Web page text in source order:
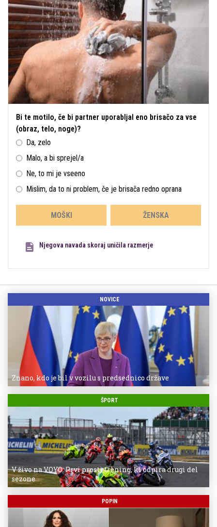
Bi te motilo, če bi partner uporabljal eno brisačo za vse
(obraz, telo, noge)?
Da, zelo
Malo, a bi sprejel/a
Ne, to mi je vseeno
Mislim, da to ni problem, če je brisača redno oprana
MOŠKI ŽENSKA
Njegova navada skoraj uničila razmerje
NOVICE
Znano, kdo je bil v vozilu s predsednico države
ŠPORT
V živo na VOYO: Prvi prosti trening, ki odpira drugi del
sezone
POPIN